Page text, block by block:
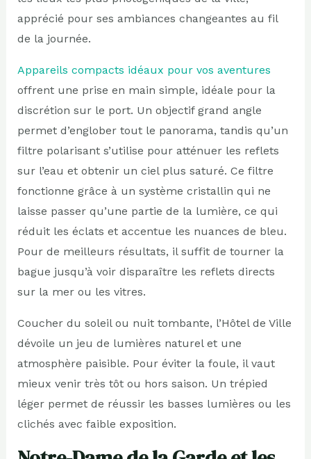
apprécié pour ses ambiances changeantes au fil
de la journée.
Appareils compacts idéaux pour vos aventures
offrent une prise en main simple, idéale pour la
discrétion sur le port. Un objectif grand angle
permet d’englober tout le panorama, tandis qu’un
filtre polarisant s’utilise pour atténuer les reflets
sur l’eau et obtenir un ciel plus saturé. Ce filtre
fonctionne grâce à un système cristallin qui ne
laisse passer qu’une partie de la lumière, ce qui
réduit les éclats et accentue les nuances de bleu.
Pour de meilleurs résultats, il suffit de tourner la
bague jusqu’à voir disparaître les reflets directs
sur la mer ou les vitres.
Coucher du soleil ou nuit tombante, l’Hôtel de Ville
dévoile un jeu de lumières naturel et une
atmosphère paisible. Pour éviter la foule, il vaut
mieux venir très tôt ou hors saison. Un trépied
léger permet de réussir les basses lumières ou les
clichés avec faible exposition.